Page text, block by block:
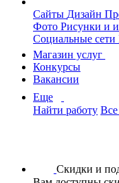
Сайты Дизайн
Фото Рисунки и
Социальные сети
Магазин услуг
Конкурсы
Вакансии
Еще
Найти работу
Скидки и